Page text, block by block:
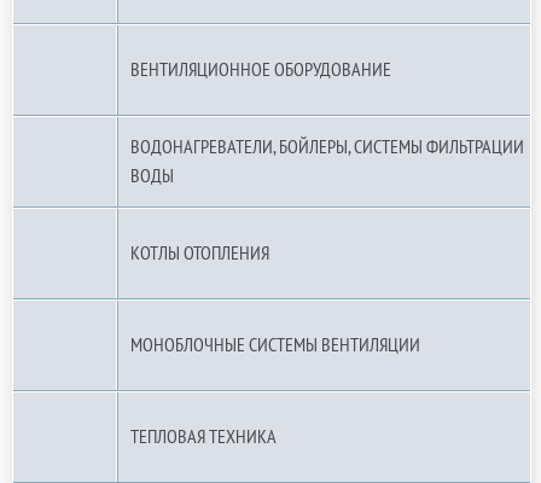
ВЕНТИЛЯЦИОННОЕ ОБОРУДОВАНИЕ
ВОДОНАГРЕВАТЕЛИ, БОЙЛЕРЫ, СИСТЕМЫ ФИЛЬТРАЦИИ
ВОДЫ
КОТЛЫ ОТОПЛЕНИЯ
МОНОБЛОЧНЫЕ СИСТЕМЫ ВЕНТИЛЯЦИИ
ТЕПЛОВАЯ ТЕХНИКА